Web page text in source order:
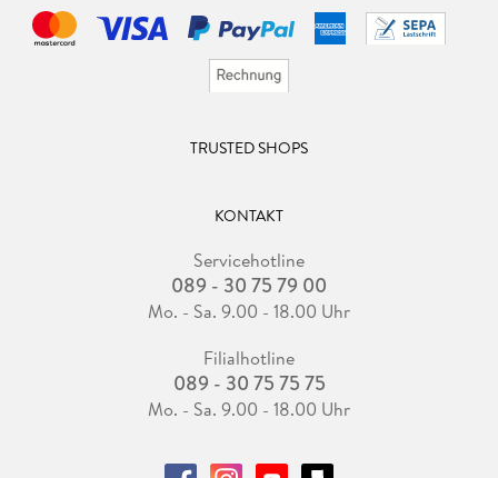
TRUSTED SHOPS
KONTAKT
Servicehotline
089 - 30 75 79 00
Mo. - Sa. 9.00 - 18.00 Uhr
Filialhotline
089 - 30 75 75 75
Mo. - Sa. 9.00 - 18.00 Uhr